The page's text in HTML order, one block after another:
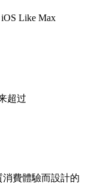
Like Max
超过
消費體驗而設計的